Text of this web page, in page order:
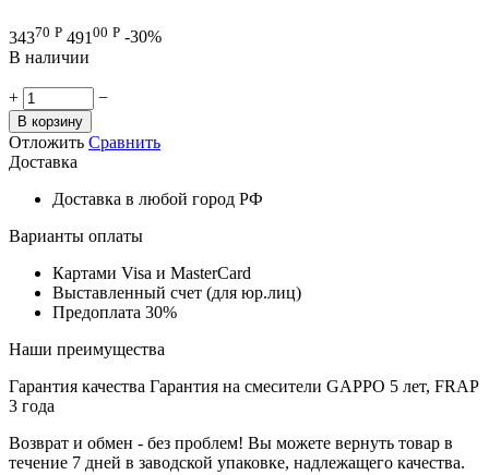
34370 Р 491 00 Р -30%
В наличии
+ −
В корзину
Отложить Сравнить
Доставка
Доставка в любой город РФ
Варианты оплаты
Картами Visa и MasterCard
Выставленный счет (для юр.лиц)
Предоплата 30%
Наши преимущества
Гарантия качества Гарантия на смесители GAPPO 5 лет, FRAP
3 года
Возврат и обмен - без проблем! Вы можете вернуть товар в
течение 7 дней в заводской упаковке, надлежащего качества.